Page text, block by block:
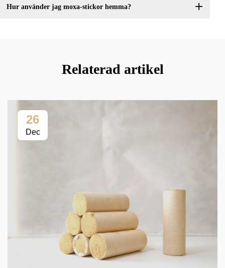
Hur använder jag moxa-stickor hemma?
Relaterad artikel
26
Dec